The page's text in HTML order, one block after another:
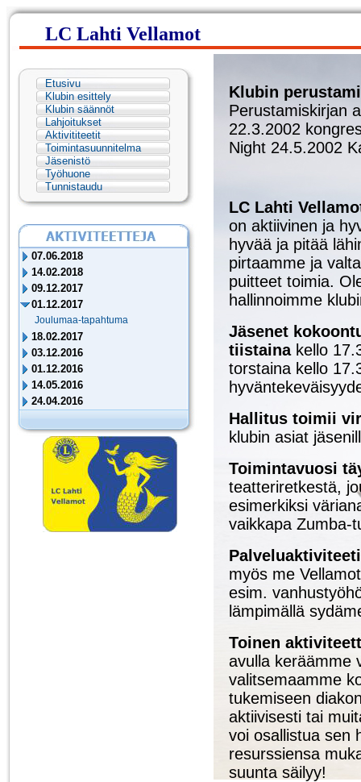
LC Lahti Vellamot
Etusivu
Klubin esittely
Klubin säännöt
Lahjoitukset
Aktivititeetit
Toimintasuunnitelma
Jäsenistö
Työhuone
Tunnistaudu
07.06.2018
14.02.2018
09.12.2017
01.12.2017
Joulumaa-tapahtuma
18.02.2017
03.12.2016
01.12.2016
14.05.2016
24.04.2016
Klubin
Perustamiskirjan
22.3.2002
Night 24.5.2002
LC Lahti
on aktiivinen ja
hyvää ja pitää
pirtaamme ja
puitteet toimia.
hallinnoimme
Jäsenet
tiistainakello
torstaina kello
Hallitus toimii
klubin asiat
Toimintavuosi
teatteriretkestä,
esimerkiksi
vaikkapa Zumba-
myös me
esim.
lämpimällä
Toinen
avulla keräämme
valitsemaamme
tukemiseen
aktiivisesti tai
voi osallistua sen
resurssiensa
suunta säilyy!